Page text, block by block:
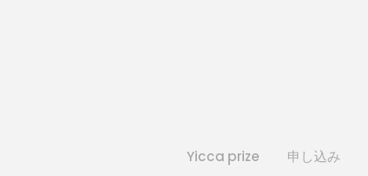
Yicca prize 申し込み